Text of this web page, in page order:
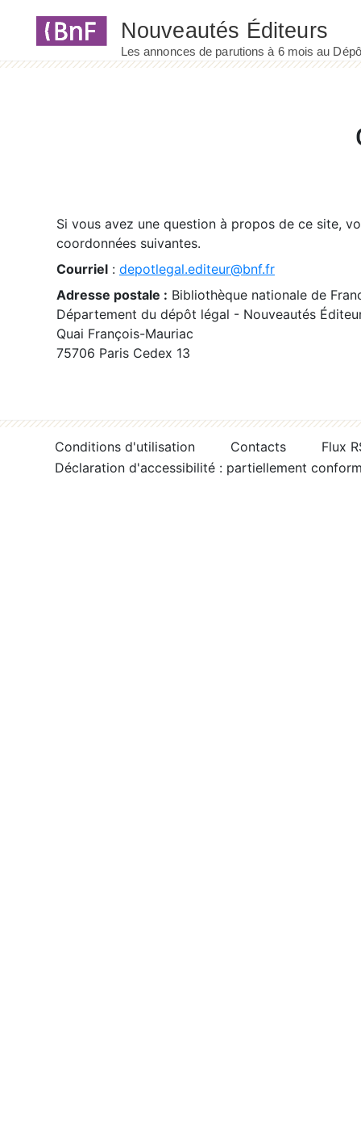
Si vous avez une question à propos de ce site,
coordonnées suivantes.
Courriel : depotlegal.editeur@bnf.fr
Adresse postale : Bibliothèque nationale de
Département du dépôt légal - Nouveautés
Quai François-Mauriac
75706 Paris Cedex 13
Conditions d'utilisation Contacts
Flux
Déclaration d'accessibilité : partiellement